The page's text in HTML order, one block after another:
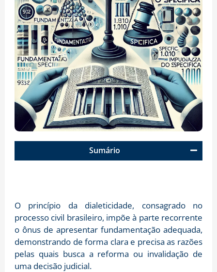
Sumário
O princípio da dialeticidade, consagrado no
processo civil brasileiro, impõe à parte recorrente
o ônus de apresentar fundamentação adequada,
demonstrando de forma clara e precisa as razões
pelas quais busca a reforma ou invalidação de
uma decisão judicial.